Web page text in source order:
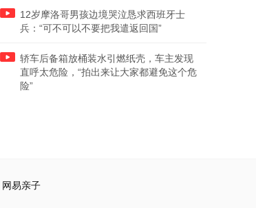
12岁摩洛哥男孩边境哭泣恳求西班牙士
兵：“可不可以不要把我遣返回国”
轿车后备箱放桶装水引燃纸壳，车主发现
直呼太危险，“拍出来让大家都避免这个危
险”
网易亲子